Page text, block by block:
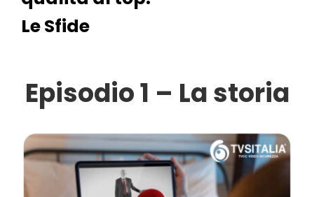
Le Sfide
Episodio 1 – La storia